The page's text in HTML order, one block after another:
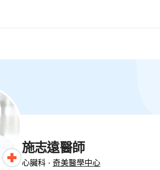
施志遠醫師
心臟科 · 奇美醫學中心